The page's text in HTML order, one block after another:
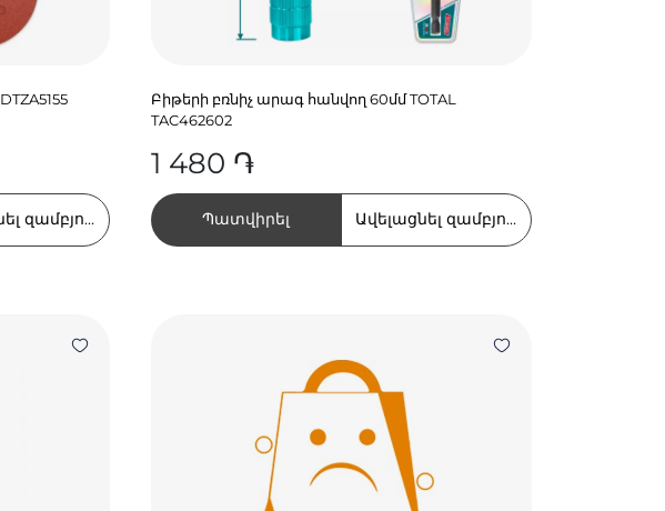
զամբյուղում
Բիթերի բռնիչ արագ հանվող 60մմ TOTAL
TAC462602
1 480 ֏
Պատվիրել Ավելացնել զամբյուղում